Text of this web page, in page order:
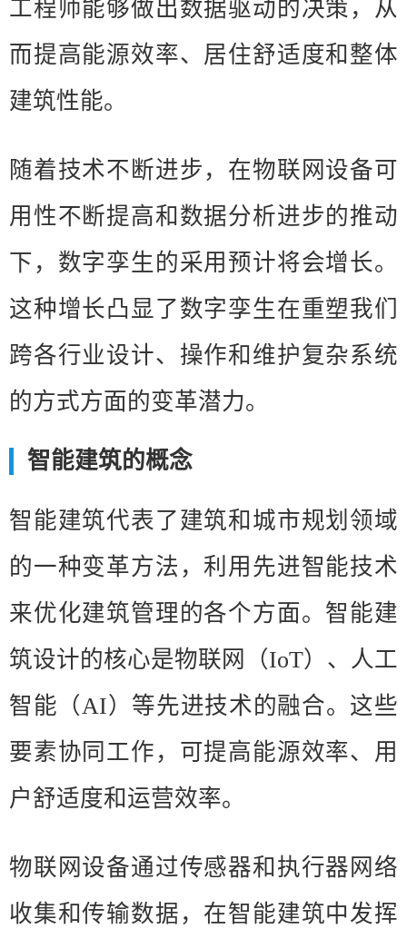
工程师能够做出数据驱动的决策，从
而提高能源效率、居住舒适度和整体
建筑性能。
随着技术不断进步，在物联网设备可
用性不断提高和数据分析进步的推动
下，数字孪生的采用预计将会增长。
这种增长凸显了数字孪生在重塑我们
跨各行业设计、操作和维护复杂系统
的方式方面的变革潜力。
智能建筑的概念
智能建筑代表了建筑和城市规划领域
的一种变革方法，利用先进智能技术
来优化建筑管理的各个方面。智能建
筑设计的核心是物联网（IoT）、人工
智能（AI）等先进技术的融合。这些
要素协同工作，可提高能源效率、用
户舒适度和运营效率。
物联网设备通过传感器和执行器网络
收集和传输数据，在智能建筑中发挥